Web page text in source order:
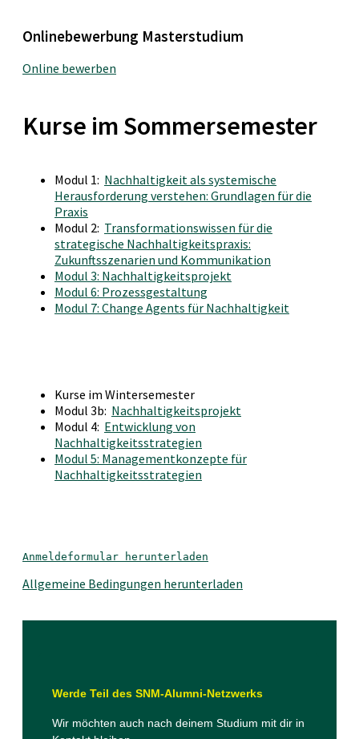
Onlinebewerbung Masterstudium
Online bewerben
Kurse im Sommersemester
Modul 1: Nachhaltigkeit als systemische
Herausforderung verstehen: Grundlagen für die
Praxis
Modul 2: Transformationswissen für die
strategische Nachhaltigkeitspraxis:
Zukunftsszenarien und Kommunikation
Modul 3: Nachhaltigkeitsprojekt
Modul 6: Prozessgestaltung
Modul 7: Change Agents für Nachhaltigkeit
Kurse im Wintersemester
Modul 3b: Nachhaltigkeitsprojekt
Modul 4: Entwicklung von
Nachhaltigkeitsstrategien
Modul 5: Managementkonzepte für
Nachhaltigkeitsstrategien
Anmeldeformular herunterladen
Allgemeine Bedingungen herunterladen